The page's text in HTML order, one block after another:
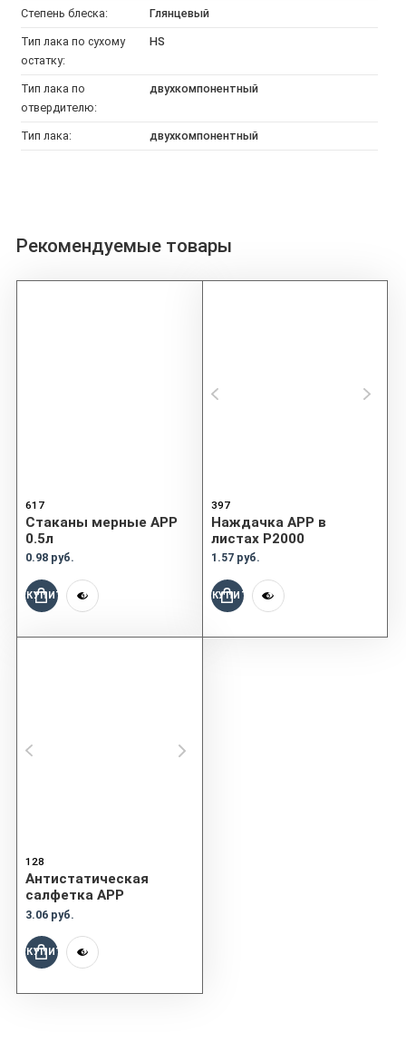
Степень блеска: Глянцевый
Тип лака по сухому
остатку:
HS
Тип лака по
отвердителю:
двухкомпонентный
Тип лака: двухкомпонентный
Рекомендуемые товары
617
Cтаканы мерные APP
0.5л
0.98 руб.
КУПИТЬ
397
Наждачка APP в
листах P2000
1.57 руб.
КУПИТЬ
128
Aнтистатическая
салфетка APP
3.06 руб.
КУПИТЬ